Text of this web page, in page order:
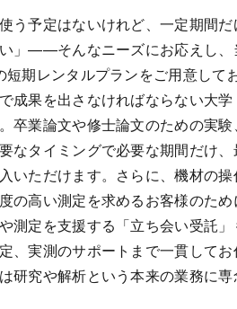
使う予定はないけれど、一定期間
」——そんなニーズにお応えし、
短期レンタルプランをご用意して
成果を出さなければならない大
卒業論文や修士論文のための実
なタイミングで必要な期間だけ
いただけます。さらに、機材の
の高い測定を求めるお客様のた
測定を支援する「立ち会い受託」
、実測のサポートまで一貫して
研究や解析という本来の業務に専